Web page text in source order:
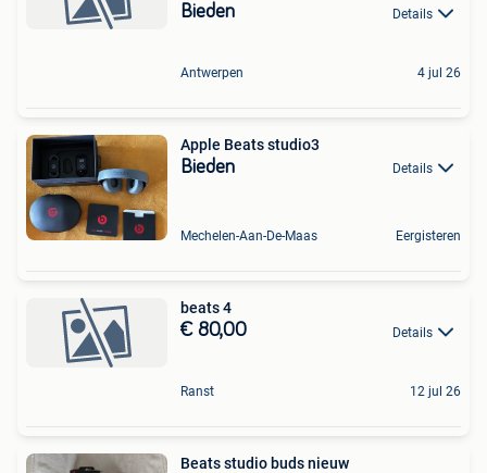
Bieden Details
Antwerpen 4 jul 26
Apple Beats studio3
Bieden Details
Mechelen-Aan-De-Maas Eergisteren
beats 4
€ 80,00 Details
Ranst 12 jul 26
Beats studio buds nieuw